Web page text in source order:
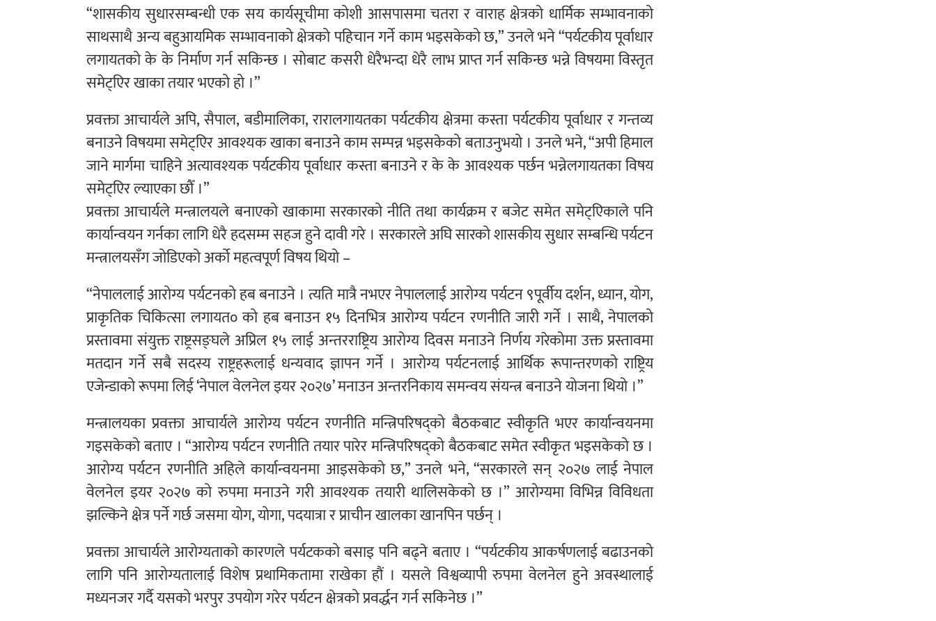
“शासकीय सुधारसम्बन्धी एक सय कार्यसूचीमा कोशी आसपासमा चतरा र वाराह क्षेत्रको धार्मिक सम्भावनाको
साथसाथै अन्य बहुआयमिक सम्भावनाको क्षेत्रको पहिचान गर्ने काम भइसकेको छ,” उनले भने “पर्यटकीय पूर्वाधार
लगायतको के के निर्माण गर्न सकिन्छ । सोबाट कसरी धेरैभन्दा धेरै लाभ प्राप्त गर्न सकिन्छ भन्ने विषयमा विस्तृत
समेट्एिर खाका तयार भएको हो ।”
प्रवक्ता आचार्यले अपि, सैपाल, बडीमालिका, रारालगायतका पर्यटकीय क्षेत्रमा कस्ता पर्यटकीय पूर्वाधार र गन्तव्य
बनाउने विषयमा समेट्एिर आवश्यक खाका बनाउने काम सम्पन्न भइसकेको बताउनुभयो । उनले भने, “अपी हिमाल
जाने मार्गमा चाहिने अत्यावश्यक पर्यटकीय पूर्वाधार कस्ता बनाउने र के के आवश्यक पर्छन भन्नेलगायतका विषय
समेट्एिर ल्याएका छौँ ।”
प्रवक्ता आचार्यले मन्त्रालयले बनाएको खाकामा सरकारको नीति तथा कार्यक्रम र बजेट समेत समेट्एिकाले पनि
कार्यान्वयन गर्नका लागि धेरै हदसम्म सहज हुने दावी गरे । सरकारले अघि सारको शासकीय सुधार सम्बन्धि पर्यटन
मन्त्रालयसँग जोडिएको अर्को महत्वपूर्ण विषय थियो –
“नेपाललाई आरोग्य पर्यटनको हब बनाउने । त्यति मात्रै नभएर नेपाललाई आरोग्य पर्यटन ९पूर्वीय दर्शन, ध्यान, योग,
प्राकृतिक चिकित्सा लगायत० को हब बनाउन १५ दिनभित्र आरोग्य पर्यटन रणनीति जारी गर्ने । साथै, नेपालको
प्रस्तावमा संयुक्त राष्ट्रसङ्घले अप्रिल १५ लाई अन्तरराष्ट्रिय आरोग्य दिवस मनाउने निर्णय गरेकोमा उक्त प्रस्तावमा
मतदान गर्ने सबै सदस्य राष्ट्रहरूलाई धन्यवाद ज्ञापन गर्ने । आरोग्य पर्यटनलाई आर्थिक रूपान्तरणको राष्ट्रिय
एजेन्डाको रूपमा लिई ‘नेपाल वेलनेल इयर २०२७’ मनाउन अन्तरनिकाय समन्वय संयन्त्र बनाउने योजना थियो ।”
मन्त्रालयका प्रवक्ता आचार्यले आरोग्य पर्यटन रणनीति मन्त्रिपरिषद्को बैठकबाट स्वीकृति भएर कार्यान्वयनमा
गइसकेको बताए । “आरोग्य पर्यटन रणनीति तयार पारेर मन्त्रिपरिषद्को बैठकबाट समेत स्वीकृत भइसकेको छ ।
आरोग्य पर्यटन रणनीति अहिले कार्यान्वयनमा आइसकेको छ,” उनले भने, “सरकारले सन् २०२७ लाई नेपाल
वेलनेल इयर २०२७ को रुपमा मनाउने गरी आवश्यक तयारी थालिसकेको छ ।” आरोग्यमा विभिन्न विविधता
झल्किने क्षेत्र पर्ने गर्छ जसमा योग, योगा, पदयात्रा र प्राचीन खालका खानपिन पर्छन् ।
प्रवक्ता आचार्यले आरोग्यताको कारणले पर्यटकको बसाइ पनि बढ्ने बताए । “पर्यटकीय आकर्षणलाई बढाउनको
लागि पनि आरोग्यतालाई विशेष प्रथामिकतामा राखेका हौं । यसले विश्वव्यापी रुपमा वेलनेल हुने अवस्थालाई
मध्यनजर गर्दै यसको भरपुर उपयोग गरेर पर्यटन क्षेत्रको प्रवर्द्धन गर्न सकिनेछ ।”